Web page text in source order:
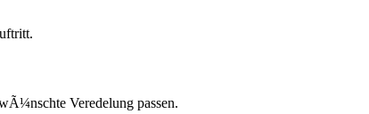
Veredelung passen.